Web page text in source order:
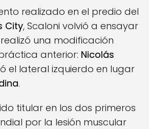
realizado en el predio del
City, Scaloni volvió a ensayar
una modificación
anterior: Nicolás
el lateral izquierdo en lugar
.
titular en los dos primeros
por la lesión muscular